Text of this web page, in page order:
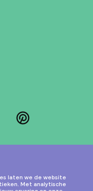
Pinterest